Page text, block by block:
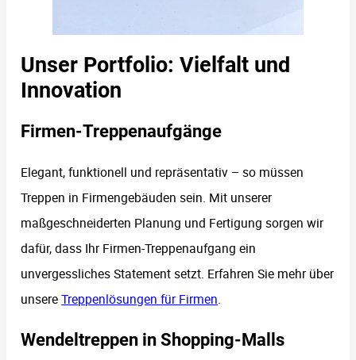
Unser Portfolio: Vielfalt und
Innovation
Firmen-Treppenaufgänge
Elegant, funktionell und repräsentativ – so müssen
Treppen in Firmengebäuden sein. Mit unserer
maßgeschneiderten Planung und Fertigung sorgen wir
dafür, dass Ihr Firmen-Treppenaufgang ein
unvergessliches Statement setzt. Erfahren Sie mehr über
unsereTreppenlösungen für Firmen.
Wendeltreppen in Shopping-Malls